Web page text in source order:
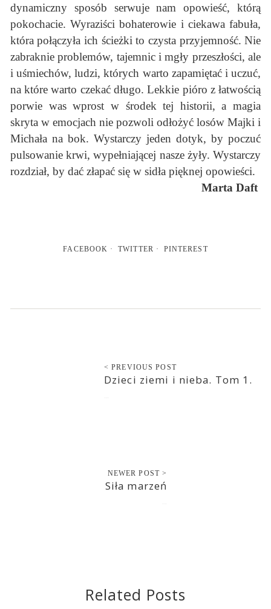
dynamiczny sposób serwuje nam opowieść, którą
pokochacie. Wyraziści bohaterowie i ciekawa fabuła,
która połączyła ich ścieżki to czysta przyjemność. Nie
zabraknie problemów, tajemnic i mgły przeszłości, ale
i uśmiechów, ludzi, których warto zapamiętać i uczuć,
na które warto czekać długo. Lekkie pióro z łatwością
porwie was wprost w środek tej historii, a magia
skryta w emocjach nie pozwoli odłożyć losów Majki i
Michała na bok. Wystarczy jeden dotyk, by poczuć
pulsowanie krwi, wypełniającej nasze żyły. Wystarczy
rozdział, by dać złapać się w sidła pięknej opowieści.
Marta Daft
FACEBOOK TWITTER PINTEREST
< PREVIOUS POST
Dzieci ziemi i nieba. Tom 1.
NEWER POST >
Siła marzeń
Related Posts